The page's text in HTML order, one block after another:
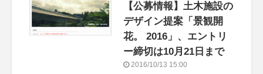
【公募情報】土木施設の
デザイン提案「景観開
花。 2016」、エントリ
ー締切は10月21日まで
2016/10/13 15:00